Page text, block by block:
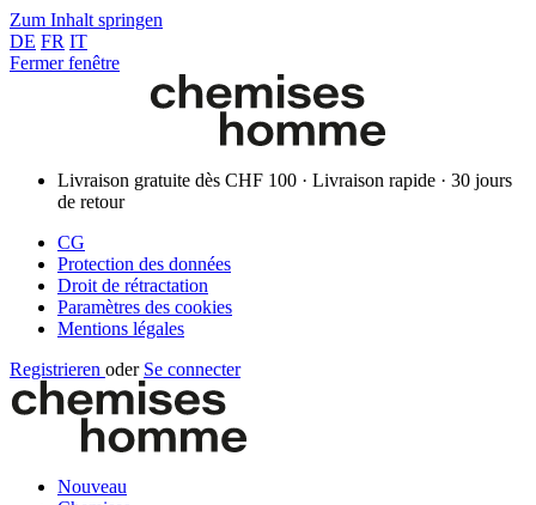
Zum Inhalt springen
DE FR IT
Fermer fenêtre
Livraison gratuite dès CHF 100 · Livraison rapide · 30 jours
de retour
CG
Protection des données
Droit de rétractation
Paramètres des cookies
Mentions légales
Registrieren oder Se connecter
Nouveau